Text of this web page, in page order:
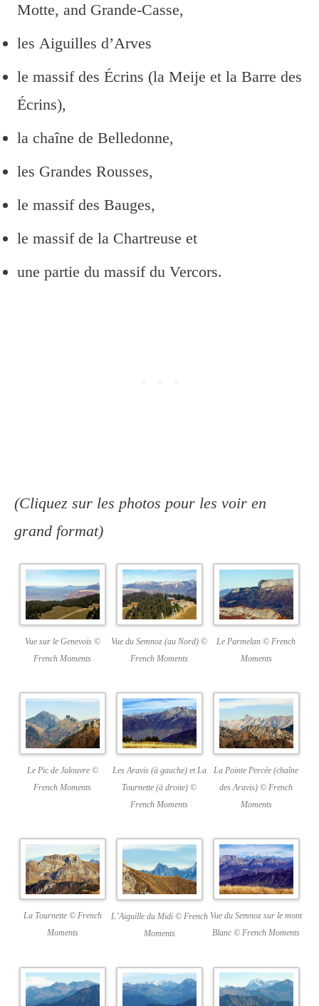
Motte, and Grande-Casse,
les Aiguilles d’Arves
le massif des Écrins (la Meije et la Barre des
Écrins),
la chaîne de Belledonne,
les Grandes Rousses,
le massif des Bauges,
le massif de la Chartreuse et
une partie du massif du Vercors.
(Cliquez sur les photos pour les voir en
grand format)
Vue sur le Genevois ©
French Moments
Vue du Semnoz (au Nord) ©
French Moments
Le Parmelan © French
Moments
Le Pic de Jalouvre ©
French Moments
Les Aravis (à gauche) et La
Tournette (à droite) ©
French Moments
La Pointe Percée (chaîne
des Aravis) © French
Moments
La Tournette © French
Moments
L’Aiguille du Midi © French
Moments
Vue du Semnoz sur le mont
Blanc © French Moments